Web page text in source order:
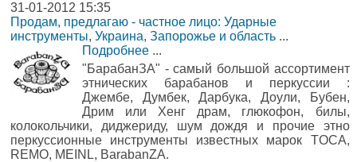
31-01-2012 15:35
Продам, предлагаю - частное лицо: Ударные
инструменты, Украина, Запорожье и область ...
Подробнее ...
"БарабанЗА" - самый большой ассортимент
этнических барабанов и перкуссии :
Джембе, Думбек, Дарбука, Доули, Бубен,
Дрим или Хенг драм, глюкофон, билы,
колокольчики, диджериду, шум дождя и прочие этно
перкуссионные инструменты известных марок TOCA,
REMO, MEINL, BarabanZA.